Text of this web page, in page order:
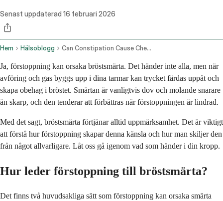
Senast uppdaterad 16 februari 2026
Hem Hälsoblogg Can Constipation Cause Chest Pain
Ja, förstoppning kan orsaka bröstsmärta. Det händer inte alla, men när
avföring och gas byggs upp i dina tarmar kan trycket färdas uppåt och
skapa obehag i bröstet. Smärtan är vanligtvis dov och molande snarare
än skarp, och den tenderar att förbättras när förstoppningen är lindrad.
Med det sagt, bröstsmärta förtjänar alltid uppmärksamhet. Det är viktigt
att förstå hur förstoppning skapar denna känsla och hur man skiljer den
från något allvarligare. Låt oss gå igenom vad som händer i din kropp.
Hur leder förstoppning till bröstsmärta?
Det finns två huvudsakliga sätt som förstoppning kan orsaka smärta